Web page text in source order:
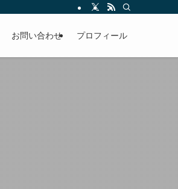
ィーユ」にして提供中。800名超のメルマガ読
お問い合わせ プロフィール